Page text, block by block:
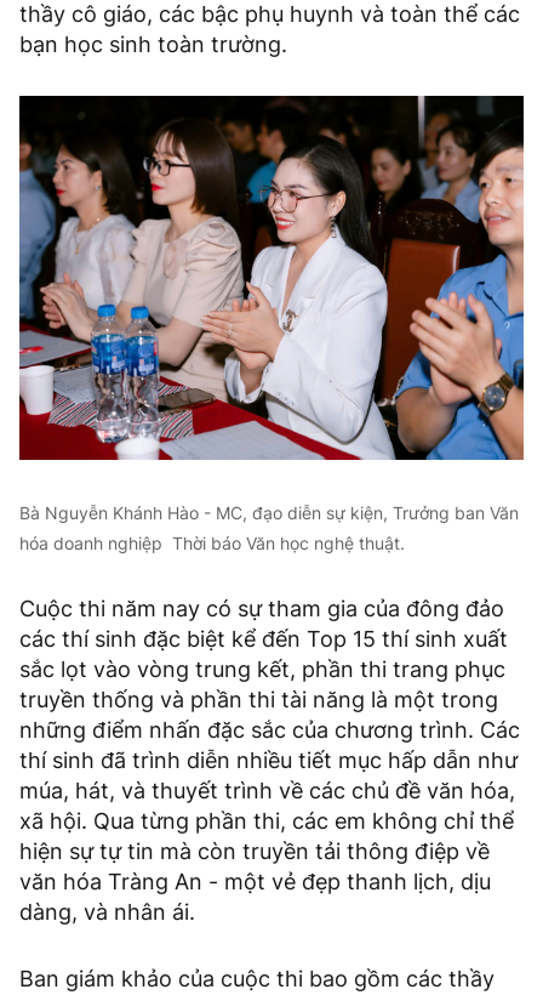
thầy cô giáo, các bậc phụ huynh và toàn thể các
bạn học sinh toàn trường.
Bà Nguyễn Khánh Hào - MC, đạo diễn sự kiện, Trưởng ban Văn
hóa doanh nghiệp Thời báo Văn học nghệ thuật.
Cuộc thi năm nay có sự tham gia của đông đảo
các thí sinh đặc biệt kể đến Top 15 thí sinh xuất
sắc lọt vào vòng trung kết, phần thi trang phục
truyền thống và phần thi tài năng là một trong
những điểm nhấn đặc sắc của chương trình. Các
thí sinh đã trình diễn nhiều tiết mục hấp dẫn như
múa, hát, và thuyết trình về các chủ đề văn hóa,
xã hội. Qua từng phần thi, các em không chỉ thể
hiện sự tự tin mà còn truyền tải thông điệp về
văn hóa Tràng An - một vẻ đẹp thanh lịch, dịu
dàng, và nhân ái.
Ban giám khảo của cuộc thi bao gồm các thầy